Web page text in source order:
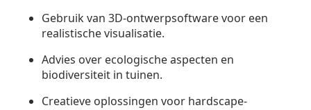
Gebruik van 3D-ontwerpsoftware voor een
realistische visualisatie.
Advies over ecologische aspecten en
biodiversiteit in tuinen.
Creatieve oplossingen voor hardscape-